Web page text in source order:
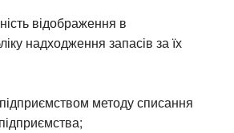
відображення в
надходження запасів за їх
методу списання